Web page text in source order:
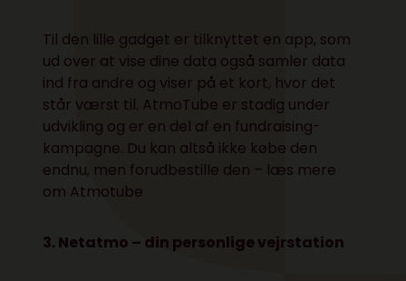
Til den lille gadget er tilknyttet en app, som
ud over at vise dine data også samler data
ind fra andre og viser på et kort, hvor det
står værst til. AtmoTube er stadig under
udvikling og er en del af en fundraising-
kampagne. Du kan altså ikke købe den
endnu, men forudbestille den – læs mere
om Atmotube
3. Netatmo – din personlige vejrstation